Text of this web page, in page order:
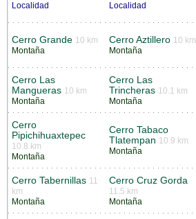
Localidad
Localidad
Cerro Grande 10 km
Montaña
Cerro Aztillero 10 km
Montaña
Cerro Las
Mangueras 10 km
Montaña
Cerro Las
Trincheras 10.1 km
Montaña
Cerro
Pipichihuaxtepec
10.8 km
Montaña
Cerro Tabaco
Tlatempan 10.9 km
Montaña
Cerro Tabernillas 11
km
Montaña
Cerro Cruz Gorda
11.5 km
Montaña